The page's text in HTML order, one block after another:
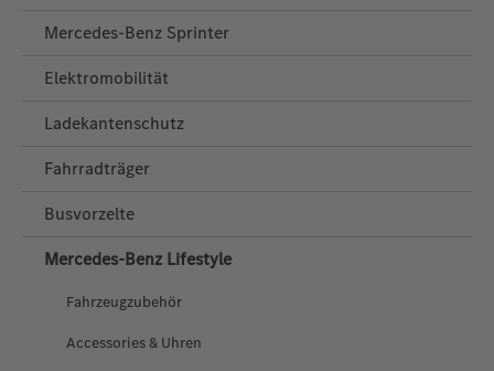
Mercedes-Benz Sprinter
Elektromobilität
Ladekantenschutz
Fahrradträger
Busvorzelte
Mercedes‑Benz Lifestyle
Fahrzeugzubehör
Accessories & Uhren